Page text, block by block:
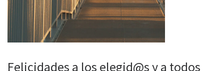
Felicidades a los elegid@s y a todos